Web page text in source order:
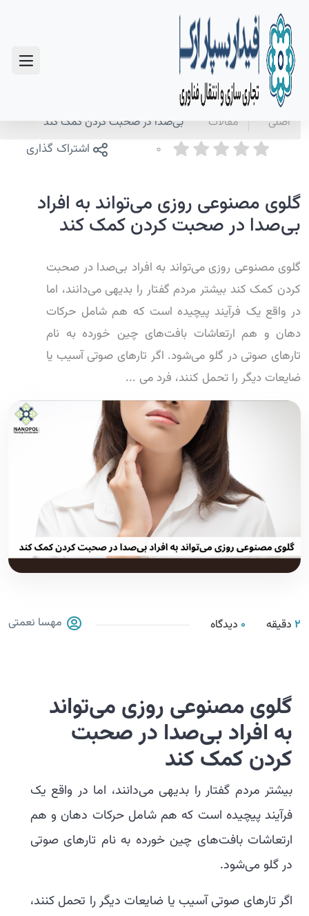
صفحه
اصلی
اخبار و
مقالات
گلوی مصنوعی روزی می‌تواند به افراد
بی‌صدا در صحبت کردن کمک کند
0 اشتراک گذاری
گلوی مصنوعی روزی می‌تواند به افراد
بی‌صدا در صحبت کردن کمک کند
گلوی مصنوعی روزی می‌تواند به افراد بی‌صدا در صحبت
کردن کمک کند بیشتر مردم گفتار را بدیهی می‌دانند، اما
در واقع یک فرآیند پیچیده است که هم شامل حرکات
دهان و هم ارتعاشات بافت‌های چین خورده به نام
تارهای صوتی در گلو می‌شود. اگر تارهای صوتی آسیب یا
ضایعات دیگر را تحمل کنند، فرد می ...
2 دقیقه 0 دیدگاه مهسا نعمتی
گلوی مصنوعی روزی می‌تواند
به افراد بی‌صدا در صحبت
کردن کمک کند
بیشتر مردم گفتار را بدیهی می‌دانند، اما در واقع یک
فرآیند پیچیده است که هم شامل حرکات دهان و هم
ارتعاشات بافت‌های چین خورده به نام تارهای صوتی
در گلو می‌شود.
اگر تارهای صوتی آسیب یا ضایعات دیگر را تحمل کنند،